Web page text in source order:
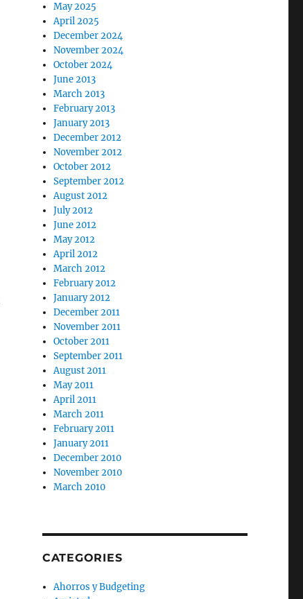
May 2025
April 2025
December 2024
November 2024
October 2024
June 2013
March 2013
February 2013
January 2013
December 2012
November 2012
October 2012
September 2012
August 2012
July 2012
June 2012
May 2012
April 2012
March 2012
February 2012
January 2012
December 2011
November 2011
October 2011
September 2011
August 2011
May 2011
April 2011
March 2011
February 2011
January 2011
December 2010
November 2010
March 2010
CATEGORIES
Ahorros y Budgeting